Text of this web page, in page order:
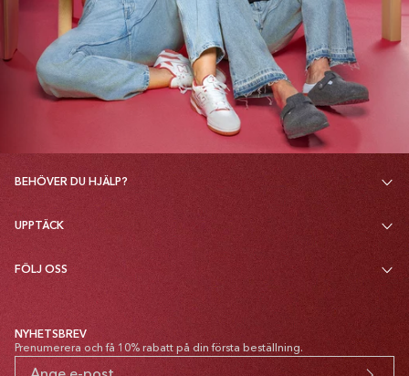
BEHÖVER DU HJÄLP?
UPPTÄCK
FÖLJ OSS
NYHETSBREV
Prenumerera och få 10% rabatt på din första beställning.